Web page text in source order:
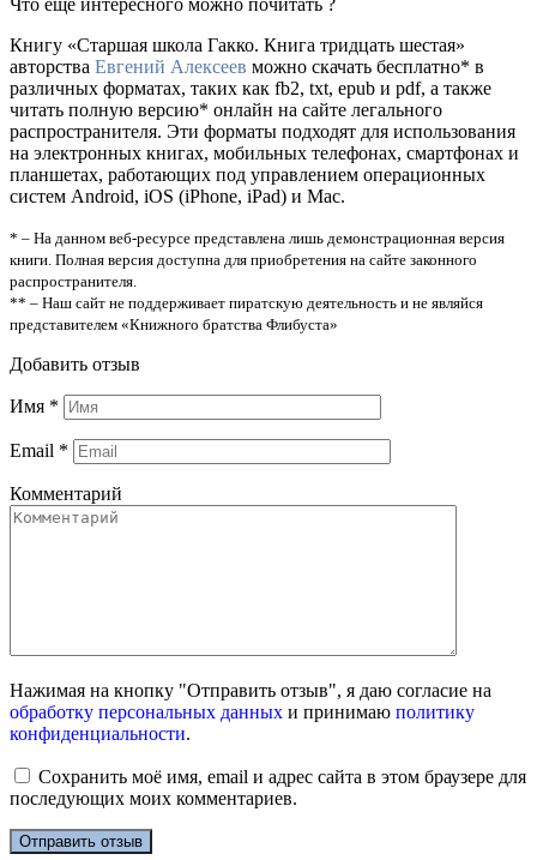
Книгу «Старшая школа Гакко. Книга тридцать шестая»
авторства Евгений Алексеев можно скачать бесплатно* в
различных форматах, таких как fb2, txt, epub и pdf, а также
читать полную версию* онлайн на сайте легального
распространителя. Эти форматы подходят для использования
на электронных книгах, мобильных телефонах, смартфонах и
планшетах, работающих под управлением операционных
систем Android, iOS (iPhone, iPad) и Mac.
* – На данном веб-ресурсе представлена лишь демонстрационная версия
книги. Полная версия доступна для приобретения на сайте законного
распространителя.
** – Наш сайт не поддерживает пиратскую деятельность и не являйся
представителем «Книжного братства Флибуста»
Добавить отзыв
Имя *
Email *
Комментарий
Нажимая на кнопку "Отправить отзыв", я даю согласие на
обработку персональных данных и принимаю политику
конфиденциальности.
Сохранить моё имя, email и адрес сайта в этом браузере для
последующих моих комментариев.